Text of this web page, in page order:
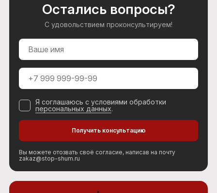
Остались вопросы?
С удовольствием проконсультируем!
Я соглашаюсь с условиями обработки
персональных данных.
Вы можете отозвать своё согласие, написав на почту
zakaz@stop-shum.ru